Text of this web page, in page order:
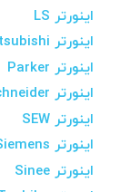
اینورتر LS
اینورتر Mitsubishi
اینورتر Parker
اینورتر Schneider
اینورتر SEW
اینورتر Siemens
اینورتر Sinee